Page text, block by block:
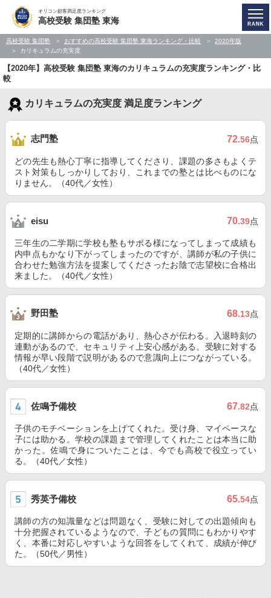
オリコン顧客満足度ランキング
高校受験 集団塾 東海
高校受験 集団塾 おすすめの高校受験 集団塾 東海ランキング・比較
2020年版
カリキュラムの充実度
【2020年】高校受験 集団塾 東海のカリキュラムの充実度ランキング・比
較
カリキュラムの充実度 満足度ランキング
志門塾 72.56点
どの先生も熱心丁寧に指導してくださり、課題の多さもよくテ
スト対策もしっかりしており、これまでの塾とは比べものにな
りません。（40代／女性）
eisu 70.39点
三年生の二学期に学校も塾もサボる様になってしまって成績も
内申点もかなり下がってしまったのですが、講師が私の子供に
合わせた勉強方法を提案してくださったお陰で志望校に合格出
来ました。（40代／女性）
野田塾 68.13点
定期的に講師からの電話があり、熱心さが伝わる。入退時刻の
連動があるので、セキュリティ上安心感がある。受験に対する
情報が早い段階で説明があるので意識向上につながっている。
（40代／女性）
佐鳴予備校 67.82点
子供のモチベーションを上げてくれた。受け身、マイペースな
子には助かる。学校の課題まで管理してくれたことは本当に助
かった。佐鳴で身についたことは、今でも高校で役立ってい
る。（40代／女性）
秀英予備校 65.54点
講師の方の知識量などは問題なく、受験に対しての出題傾向も
十分把握されているようなので、子どもの質問にもわかりやす
く、本番に対応しやすいような回答をしてくれて、成績が伸び
た。（50代／男性）